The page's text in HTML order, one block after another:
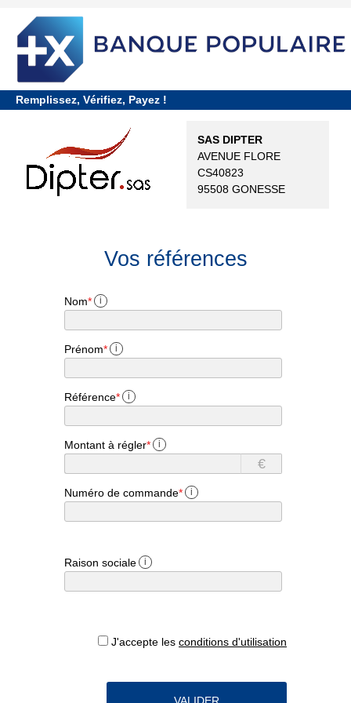
Remplissez, Vérifiez, Payez !
SAS DIPTER
AVENUE FLORE
CS40823
95508 GONESSE
Vos références
Nom* i
Prénom* i
Référence* i
Montant à régler* i
€
Numéro de commande* i
Raison sociale i
J'accepte les conditions d'utilisation